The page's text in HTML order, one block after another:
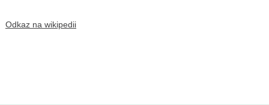
Odkaz na wikipedii